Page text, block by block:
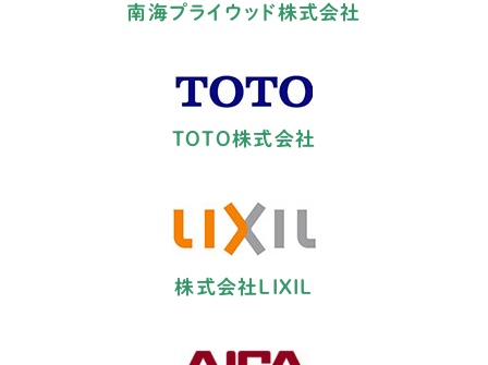
南海プライウッド株式会社
TOTO株式会社
株式会社LIXIL